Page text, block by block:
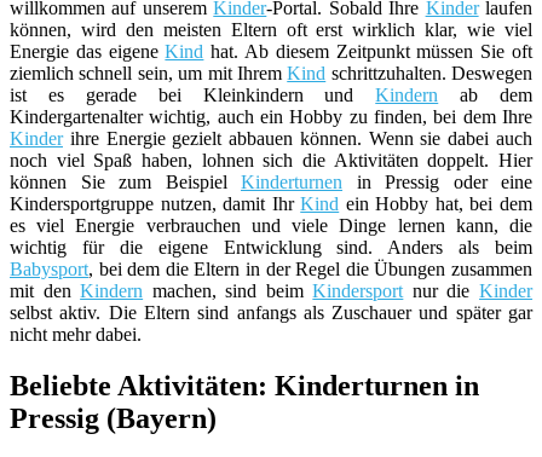
willkommen auf unseremKinder-Portal. Sobald Ihre Kinderlaufen
können, wird den meisten Eltern oft erst wirklich klar, wie viel
Energie das eigeneKind hat. Ab diesem Zeitpunkt müssen Sie oft
ziemlich schnell sein, um mit IhremKind schrittzuhalten. Deswegen
ist es gerade bei Kleinkindern undKindern ab dem
Kindergartenalter wichtig, auch ein Hobby zu finden, bei dem Ihre
Kinderihre Energie gezielt abbauen können. Wenn sie dabei auch
noch viel Spaß haben, lohnen sich die Aktivitäten doppelt. Hier
können Sie zum Beispiel Kinderturnen in Pressig oder eine
Kindersportgruppe nutzen, damit IhrKind ein Hobby hat, bei dem
es viel Energie verbrauchen und viele Dinge lernen kann, die
wichtig für die eigene Entwicklung sind. Anders als beim
Babysport, bei dem die Eltern in der Regel die Übungen zusammen
mit denKindern machen, sind beimKindersport nur dieKinder
selbst aktiv. Die Eltern sind anfangs als Zuschauer und später gar
nicht mehr dabei.
Beliebte Aktivitäten: Kinderturnen in
Pressig (Bayern)